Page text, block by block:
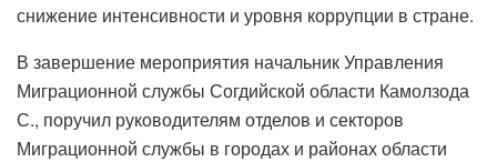
снижение интенсивности и уровня коррупции в стране.
В завершение мероприятия начальник Управления
Миграционной службы Согдийской области Камолзода
С., поручил руководителям отделов и секторов
Миграционной службы в городах и районах области